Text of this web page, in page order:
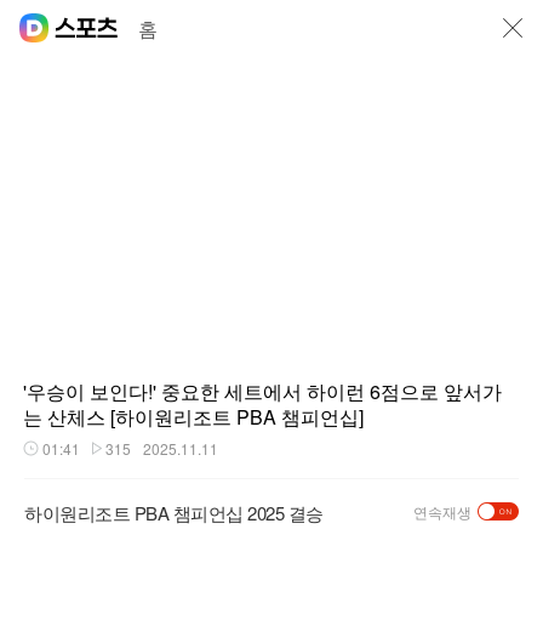
홈
'우승이 보인다!' 중요한 세트에서 하이런 6점으로 앞서가
는 산체스 [하이원리조트 PBA 챔피언십]
01:41 315 2025.11.11
하이원리조트 PBA 챔피언십 2025 결승 연속재생